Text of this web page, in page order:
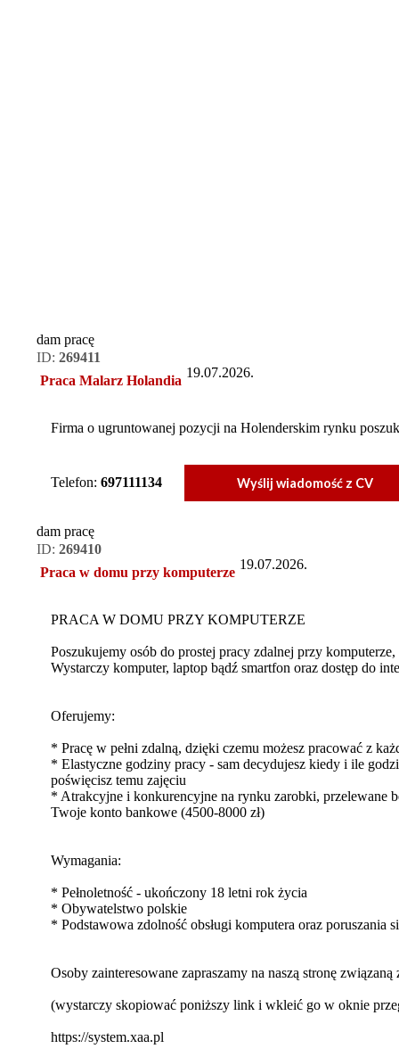
dam pracę
ID: 269411
Praca Malarz Holandia
19.07.2026.
Firma o ugruntowanej pozycji na Holenderskim rynku
Telefon: 697111134 Wyślij wiadomość z CV
dam pracę
ID: 269410
Praca w domu przy komputerze
19.07.2026.
PRACA W DOMU PRZY KOMPUTERZE
Poszukujemy osób do prostej pracy zdalnej przy
Wystarczy komputer, laptop bądź smartfon oraz dostęp do
Oferujemy:
* Pracę w pełni zdalną, dzięki czemu możesz pracować z
* Elastyczne godziny pracy - sam decydujesz kiedy i ile
poświęcisz temu zajęciu
* Atrakcyjne i konkurencyjne na rynku zarobki, przelewane
Twoje konto bankowe (4500-8000 zł)
Wymagania:
* Pełnoletność - ukończony 18 letni rok życia
* Obywatelstwo polskie
* Podstawowa zdolność obsługi komputera oraz poruszania
Osoby zainteresowane zapraszamy na naszą stronę związaną
(wystarczy skopiować poniższy link i wkleić go w oknie
https://system.xaa.pl